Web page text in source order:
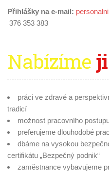
Přihlášky na e-mail:
376 353 383
Nabízíme
práci ve zdravé a
tradicí
možnost pracovního
preferujeme dlouhodobé
dbáme na vysokou
certifikátu „Bezpečný podnik“
zaměstnance vybavujeme